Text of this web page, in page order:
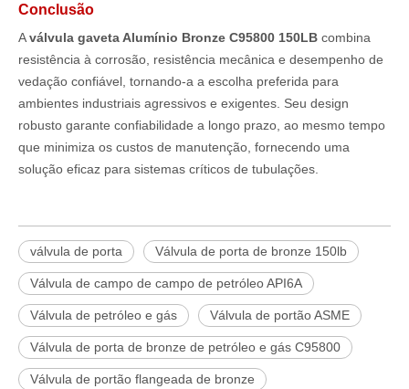
Conclusão
Aválvula gaveta Alumínio Bronze C95800 150LB combina
resistência à corrosão, resistência mecânica e desempenho de
vedação confiável, tornando-a a escolha preferida para
ambientes industriais agressivos e exigentes. Seu design
robusto garante confiabilidade a longo prazo, ao mesmo tempo
que minimiza os custos de manutenção, fornecendo uma
solução eficaz para sistemas críticos de tubulações.
válvula de porta Válvula de porta de bronze 150lb
Válvula de campo de campo de petróleo API6A
Válvula de petróleo e gás Válvula de portão ASME
Válvula de porta de bronze de petróleo e gás C95800
Válvula de portão flangeada de bronze